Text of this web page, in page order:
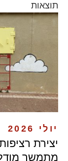
תוצאות
יולי 2026
יצירת
מתמשך מודל